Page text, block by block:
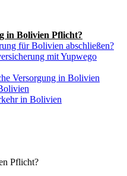
in Bolivien Pflicht?
für Bolivien abschließen?
mit Yupwego
Versorgung in Bolivien
in Bolivien
Pflicht?